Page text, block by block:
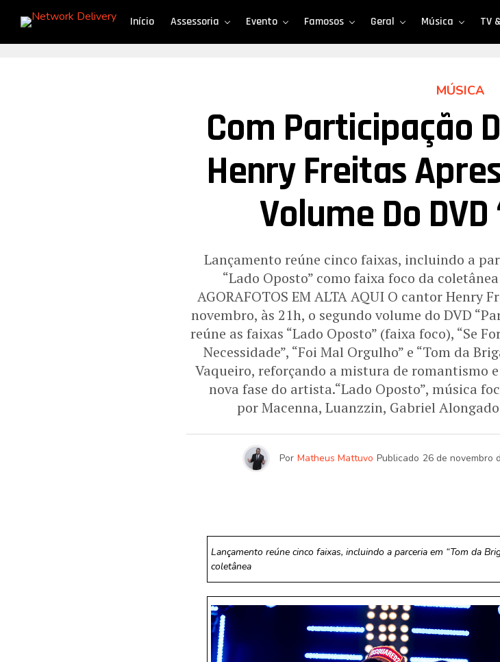
Início Assessoria Evento Famosos Geral Música TV
MÚSICA
Com Participação
Henry Freitas
Volume Do
Lançamento reúne cinco faixas, incluindo a
“Lado Oposto” como faixa foco da
AGORAFOTOS EM ALTA AQUI O cantor Henry
novembro, às 21h, o segundo volume do DVD
reúne as faixas “Lado Oposto” (faixa foco), “Se
Necessidade”, “Foi Mal Orgulho” e “Tom da
Vaqueiro, reforçando a mistura de romantismo
nova fase do artista.“Lado Oposto”, música
por Macenna, Luanzzin, Gabriel
Por Matheus Mattuvo Publicado 26 de novembro
Lançamento reúne cinco faixas, incluindo a parceria em “Tom da
coletânea